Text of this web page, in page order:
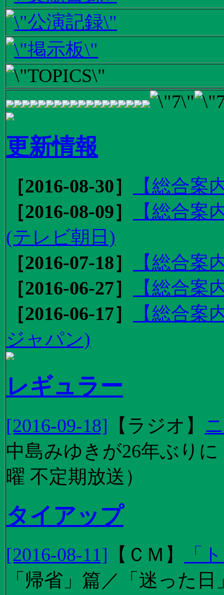
更新情報
［2016-08-30］
【総合
［2016-08-09］
【総合
(テレビ朝日)
［2016-07-18］
【総合案
［2016-06-27］
【総合案
［2016-06-17］
【総合
ジャパン)
レギュラー
[2016-09-18] 【 ラジオ 】
中島みゆきが26年ぶり
曜 不定期放送）
タイアップ
[2016-08-11] 【 ＣＭ 】
「
「帰省」篇／「迷った